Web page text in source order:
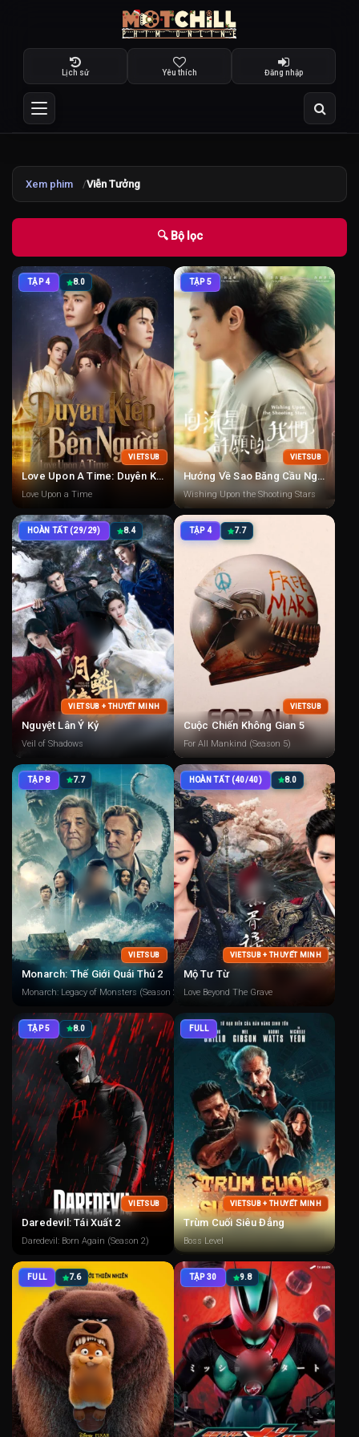
Lịch sử Yêu thích Đăng nhập
Xem phim Viễn Tưởng
🔍 Bộ lọc
TẬP 4 8.0
VIETSUB
Love Upon A Time: Duyên Kiếp Bên Người
Love Upon a Time
TẬP 5
VIETSUB
Hướng Về Sao Băng Cầu Nguyện
Wishing Upon the Shooting Stars
HOÀN TẤT (29/29) 8.4
VIETSUB + THUYẾT MINH
Nguyệt Lân Ỷ Kỷ
Veil of Shadows
TẬP 4 7.7
VIETSUB
Cuộc Chiến Không Gian 5
For All Mankind (Season 5)
TẬP 8 7.7
VIETSUB
Monarch: Thế Giới Quái Thú 2
Monarch: Legacy of Monsters (Season 2)
HOÀN TẤT (40/40) 8.0
VIETSUB + THUYẾT MINH
Mộ Tư Từ
Love Beyond The Grave
TẬP 5 8.0
VIETSUB
Daredevil: Tái Xuất 2
Daredevil: Born Again (Season 2)
FULL
VIETSUB + THUYẾT MINH
Trùm Cuối Siêu Đẳng
Boss Level
FULL 7.6 TẬP 30 9.8